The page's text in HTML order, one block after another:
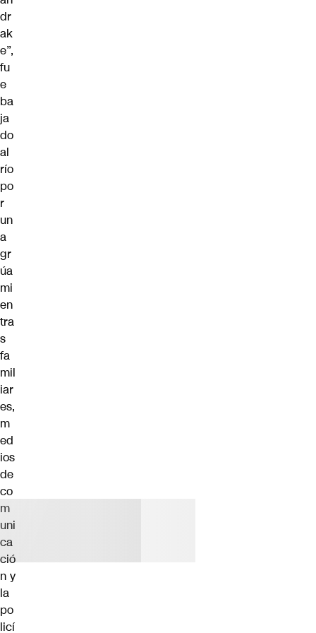
dr
ak
e”,
fu
e
ba
ja
do
al
río
po
r
un
a
gr
úa
mi
en
tra
s
fa
mil
iar
es,
m
ed
ios
de
co
m
uni
ca
ció
n y
la
po
licí